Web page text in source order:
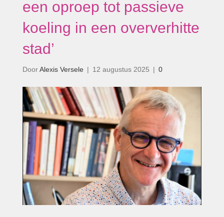
een oproep tot passieve
koeling in een oververhitte
stad’
DoorAlexis Versele | 12 augustus 2025 | 0